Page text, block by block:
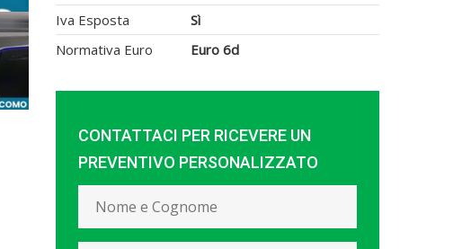
Iva Esposta
Sì
Normativa Euro
Euro 6d
CONTATTACI PER RICEVERE UN
PREVENTIVO PERSONALIZZATO